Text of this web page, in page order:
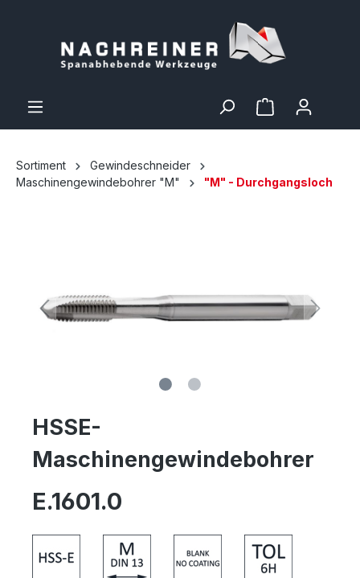
Sortiment
Gewindeschneider
Maschinengewindebohrer "M"
"M" - Durchgangsloch
HSSE-
Maschinengewindebohrer
E.1601.0